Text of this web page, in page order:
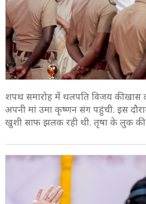
शपथ समारोह में थलपति विजय की खास
अपनी मां उमा कृष्णन संग पहुंची. इस
खुशी साफ झलक रही थी. तृषा के लुक की